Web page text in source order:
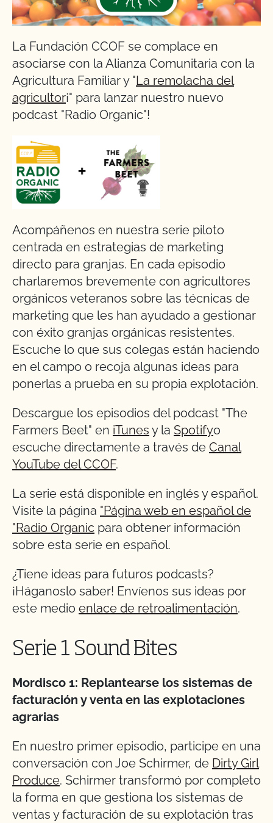
La Fundación CCOF se complace en
asociarse con la Alianza Comunitaria con la
Agricultura Familiar y "La remolacha del
agricultor¡" para lanzar nuestro nuevo
podcast "Radio Organic"!
Acompáñenos en nuestra serie piloto
centrada en estrategias de marketing
directo para granjas. En cada episodio
charlaremos brevemente con agricultores
orgánicos veteranos sobre las técnicas de
marketing que les han ayudado a gestionar
con éxito granjas orgánicas resistentes.
Escuche lo que sus colegas están haciendo
en el campo o recoja algunas ideas para
ponerlas a prueba en su propia explotación.
Descargue los episodios del podcast "The
Farmers Beet" en iTunes y la Spotifyo
escuche directamente a través de Canal
YouTube del CCOF.
La serie está disponible en inglés y español.
Visite la página "Página web en español de
"Radio Organic para obtener información
sobre esta serie en español.
¿Tiene ideas para futuros podcasts?
¡Háganoslo saber! Envíenos sus ideas por
este medio enlace de retroalimentación.
Serie 1 Sound Bites
Mordisco 1: Replantearse los sistemas de
facturación y venta en las explotaciones
agrarias
En nuestro primer episodio, participe en una
conversación con Joe Schirmer, de Dirty Girl
Produce. Schirmer transformó por completo
la forma en que gestiona los sistemas de
ventas y facturación de su explotación tras